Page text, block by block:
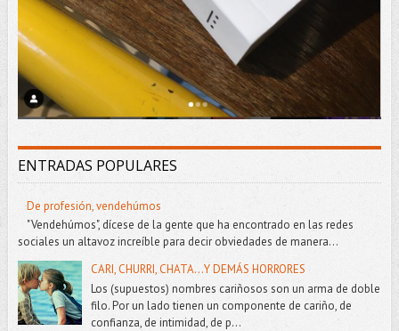
ENTRADAS POPULARES
De profesión, vendehúmos
"Vendehúmos", dícese de la gente que ha encontrado en las redes
sociales un altavoz increíble para decir obviedades de manera...
CARI, CHURRI, CHATA...Y DEMÁS HORRORES
Los (supuestos) nombres cariñosos son un arma de doble
filo. Por un lado tienen un componente de cariño, de
confianza, de intimidad, de p...